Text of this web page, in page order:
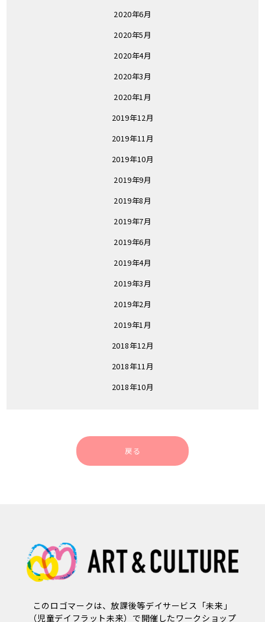
2020年6月
2020年5月
2020年4月
2020年3月
2020年1月
2019年12月
2019年11月
2019年10月
2019年9月
2019年8月
2019年7月
2019年6月
2019年4月
2019年3月
2019年2月
2019年1月
2018年12月
2018年11月
2018年10月
戻る
このロゴマークは、放課後等デイサービス「未来」
（児童デイフラット未来）で開催したワークショップ